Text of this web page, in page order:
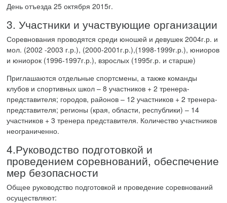
День отъезда 25 октября 2015г.
3. Участники и участвующие организации
Соревнования проводятся среди юношей и девушек 2004г.р. и
мол. (2002 -2003 г.р.), (2000-2001г.р.),(1998-1999г.р.), юниоров
и юниорок (1996-1997г.р.), взрослых (1995г.р. и старше)
Приглашаются отдельные спортсмены, а также команды
клубов и спортивных школ – 8 участников + 2 тренера-
представителя; городов, районов – 12 участников + 2 тренера-
представителя; регионы (края, области, республики) – 14
участников + 3 тренера представителя. Количество участников
неограниченно.
4.Руководство подготовкой и
проведением соревнований, обеспечение
мер безопасности
Общее руководство подготовкой и проведение соревнований
осуществляют: